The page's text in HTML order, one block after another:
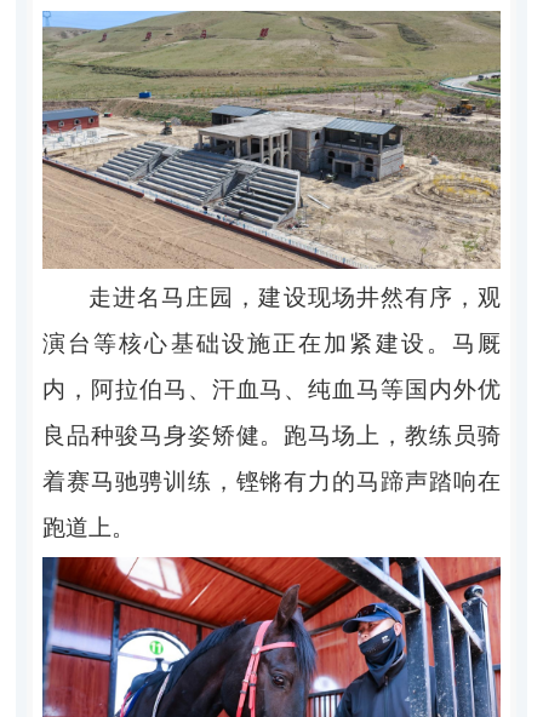
走进名马庄园，建设现场井然有序，观
演台等核心基础设施正在加紧建设。马厩
内，阿拉伯马、汗血马、纯血马等国内外优
良品种骏马身姿矫健。跑马场上，教练员骑
着赛马驰骋训练，铿锵有力的马蹄声踏响在
跑道上。